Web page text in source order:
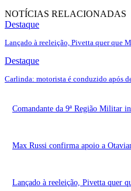
NOTÍCIAS RELACIONADAS
Destaque
Lançado à reeleição, Pivetta quer que
Destaque
Carlinda: motorista é conduzido após
Comandante da 9ª Região Militar
Max Russi confirma apoio a
Lançado à reeleição, Pivetta quer